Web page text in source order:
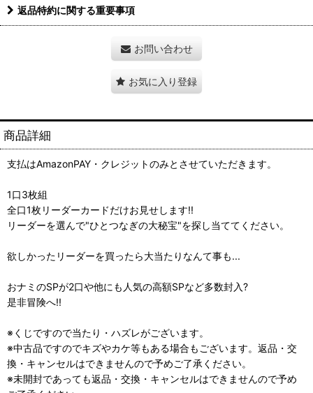
返品特約に関する重要事項
お問い合わせ
お気に入り登録
商品詳細
支払はAmazonPAY・クレジットのみとさせていただきます。
1口3枚組
全口1枚リーダーカードだけお見せします!!
リーダーを選んで"ひとつなぎの大秘宝"を探し当ててください。
欲しかったリーダーを買ったら大当たりなんて事も...
おナミのSPが2口や他にも人気の高額SPなど多数封入?
是非冒険へ!!
※くじですので当たり・ハズレがございます。
※中古品ですのでキズやカケ等もある場合もございます。返品・交
換・キャンセルはできませんので予めご了承ください。
※未開封であっても返品・交換・キャンセルはできませんので予め